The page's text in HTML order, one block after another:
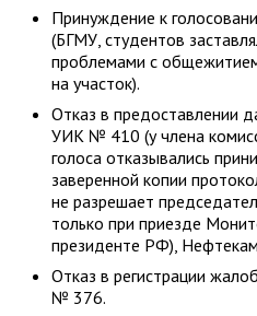
Принуждение к
(БГМУ, студентов
проблемами с
на участок).
Отказ в
УИК № 410 (у члена
голоса отказывались
заверенной копии
не разрешает
только при приезде
президенте РФ),
Отказ в регистрации
№ 376.